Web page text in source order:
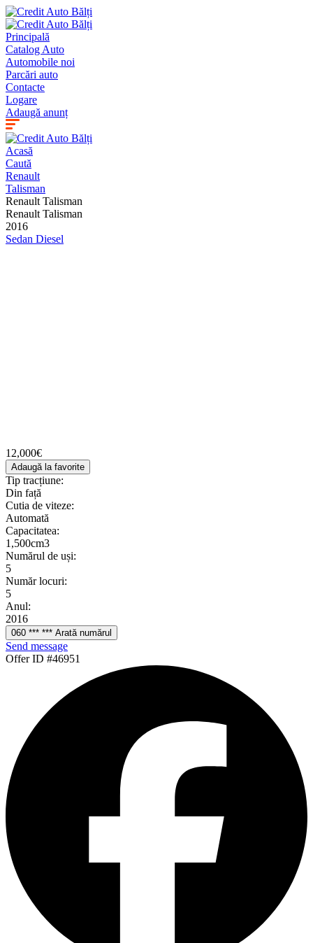
Principală
Catalog Auto
Automobile noi
Parcări auto
Contacte
Logare
Adaugă anunț
Acasă
Caută
Renault
Talisman
Renault Talisman
Renault Talisman
2016
Sedan Diesel
12,000€
Adaugă la favorite
Tip tracțiune:
Din față
Cutia de viteze:
Automată
Сapacitatea:
1,500cm3
Numărul de uși:
5
Număr locuri:
5
Anul:
2016
060 *** *** Arată numărul
Send message
Offer ID #46951